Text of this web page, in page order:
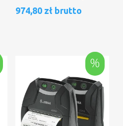
974,80 zł brutto
%